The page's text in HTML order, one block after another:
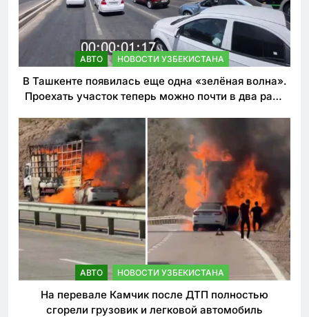
АВТО НОВОСТИ УЗБЕКИСТАНА
В Ташкенте появилась еще одна «зелёная волна».
Проехать участок теперь можно почти в два раза
АВТО НОВОСТИ УЗБЕКИСТАНА
На перевале Камчик после ДТП полностью
сгорели грузовик и легковой автомобиль